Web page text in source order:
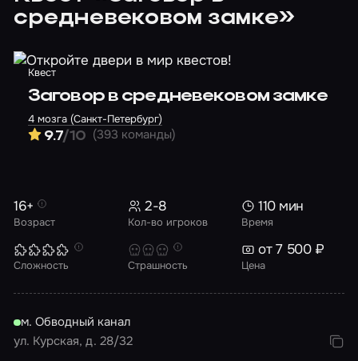
средневековом замке»
Квест
Заговор в средневековом замке
4 мозга (Санкт-Петербург)
9.7/10 (393 команды)
Возраст
16+
Кол-во игроков
2-8
Время
110 мин
Сложность Страшность Цена
от 7 500 ₽
м. Обводный канал
ул. Курская, д. 28/32